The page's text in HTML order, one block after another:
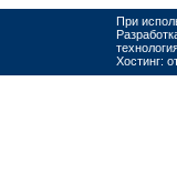
При
Хостинг: